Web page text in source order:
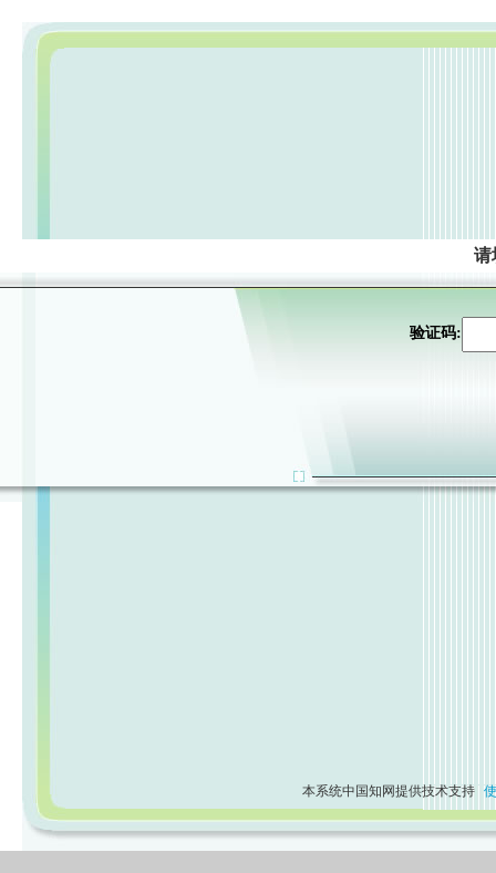
请
验证码:
本系统中国知网提供技术支持